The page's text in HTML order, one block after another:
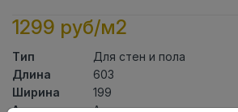
1299 руб/м2
Тип
Для стен и пола
Длина
603
Ширина
199